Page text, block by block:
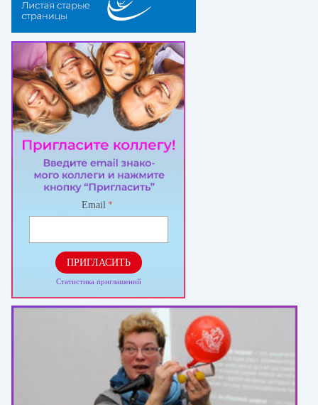
Email *
ПРИГЛАСИТЬ
Статистика приглашений